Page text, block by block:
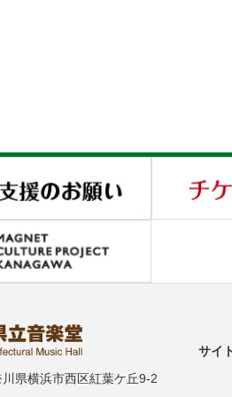
県横浜市西区紅葉ケ丘9-2
サイ